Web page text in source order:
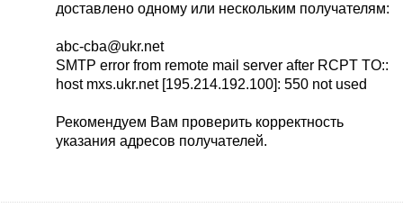
доставлено одному или нескольким получателям:
abc-cba@ukr.net
SMTP error from remote mail server after RCPT TO::
host mxs.ukr.net [195.214.192.100]: 550 not used
Рекомендуем Вам проверить корректность
указания адресов получателей.